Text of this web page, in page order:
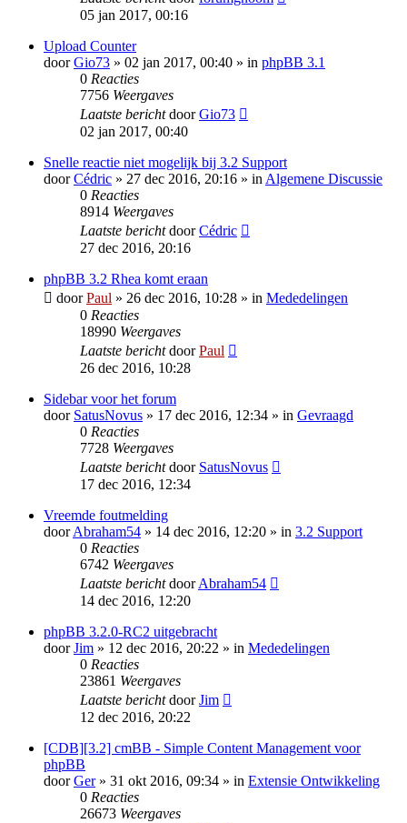
05 jan 2017, 00:16
Upload Counter
doorGio73 » 02 jan 2017, 00:40 » in phpBB 3.1
0 Reacties
7756 Weergaves
Laatste berichtdoorGio73
02 jan 2017, 00:40
Snelle reactie niet mogelijk bij 3.2 Support
doorCédric » 27 dec 2016, 20:16 » inAlgemene Discussie
0 Reacties
8914 Weergaves
Laatste berichtdoorCédric
27 dec 2016, 20:16
phpBB 3.2 Rhea komt eraan
doorPaul » 26 dec 2016, 10:28 » in Mededelingen
0 Reacties
18990 Weergaves
Laatste berichtdoorPaul
26 dec 2016, 10:28
Sidebar voor het forum
door SatusNovus » 17 dec 2016, 12:34 » in Gevraagd
0 Reacties
7728 Weergaves
Laatste berichtdoor SatusNovus
17 dec 2016, 12:34
Vreemde foutmelding
doorAbraham54 » 14 dec 2016, 12:20 » in 3.2 Support
0 Reacties
6742 Weergaves
Laatste berichtdoorAbraham54
14 dec 2016, 12:20
phpBB 3.2.0-RC2 uitgebracht
doorJim » 12 dec 2016, 20:22 » in Mededelingen
0 Reacties
23861 Weergaves
Laatste berichtdoorJim
12 dec 2016, 20:22
[CDB][3.2] cmBB - Simple Content Management voor
phpBB
doorGer» 31 okt 2016, 09:34 » in Extensie Ontwikkeling
0 Reacties
26673 Weergaves